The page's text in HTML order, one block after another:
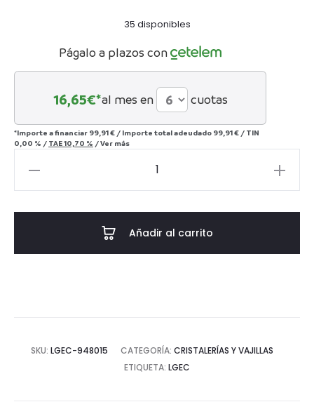
35 disponibles
Págalo a plazos con
16,65€*al mes en cuotas
*Importe a financiar 99,91 € / Importe total adeudado 99,91 € / TIN
0,00 % / TAE10,70 % /Ver más
Añadir al carrito
SKU: LGEC-948015 CATEGORÍA: CRISTALERÍAS Y VAJILLAS
ETIQUETA: LGEC